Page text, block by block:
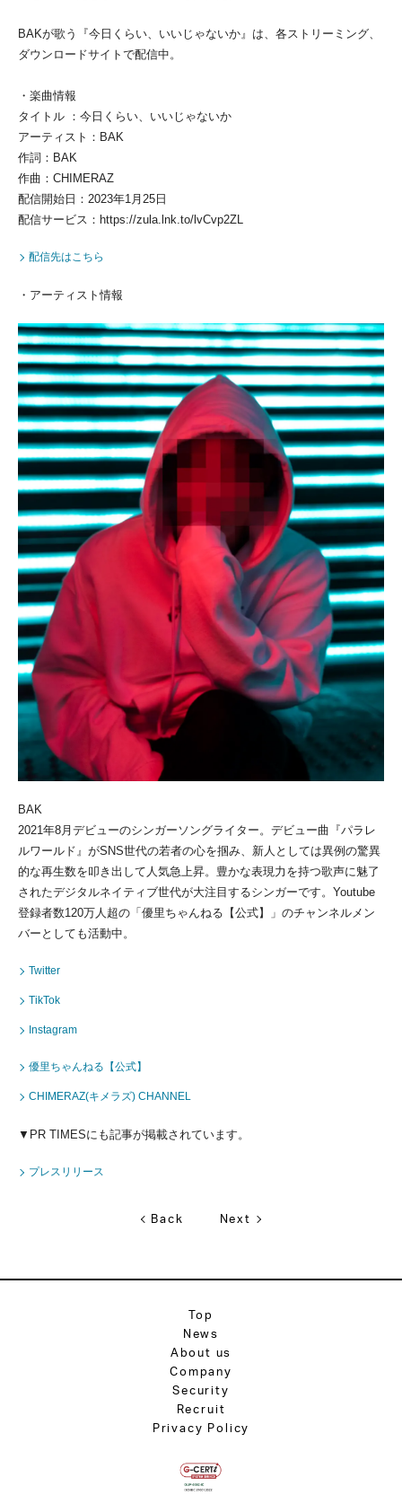
BAKが歌う『今日くらい、いいじゃないか』は、各ストリーミング、
ダウンロードサイトで配信中。
・楽曲情報
タイトル ：今日くらい、いいじゃないか
アーティスト：BAK
作詞：BAK
作曲：CHIMERAZ
配信開始日：2023年1月25日
配信サービス：https://zula.lnk.to/lvCvp2ZL
配信先はこちら
・アーティスト情報
BAK
2021年8月デビューのシンガーソングライター。デビュー曲『パラレ
ルワールド』がSNS世代の若者の心を掴み、新人としては異例の驚異
的な再生数を叩き出して人気急上昇。豊かな表現力を持つ歌声に魅了
されたデジタルネイティブ世代が大注目するシンガーです。Youtube
登録者数120万人超の「優里ちゃんねる【公式】」のチャンネルメン
バーとしても活動中。
Twitter
TikTok
Instagram
優里ちゃんねる【公式】
CHIMERAZ(キメラズ) CHANNEL
▼PR TIMESにも記事が掲載されています。
プレスリリース
Back Next
Top
News
About us
Company
Security
Recruit
Privacy Policy